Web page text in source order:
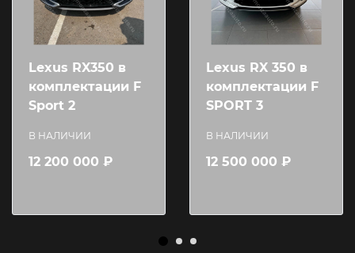
Lexus RX350 в
комплектации F
Sport 2
В НАЛИЧИИ
12 200 000 ₽
Lexus RX 350 в
комплектации F
SPORT 3
В НАЛИЧИИ
12 500 000 ₽